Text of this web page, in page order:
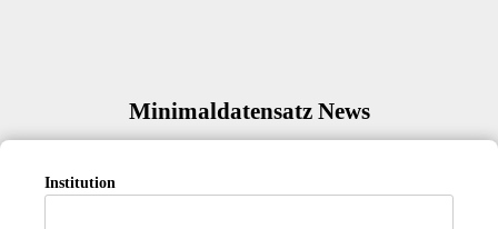
Minimaldatensatz News
Institution